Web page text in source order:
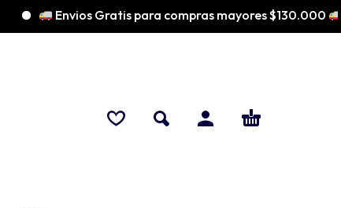
Envios Gratis para compras mayores $130.000